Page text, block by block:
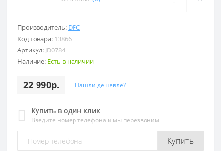
Производитель: DFC
Код товара: 13866
Артикул: JD0784
Наличие: Есть в наличии
22 990р. Нашли дешевле?
Купить в один клик
Введите номер телефона и мы перезвоним
Купить